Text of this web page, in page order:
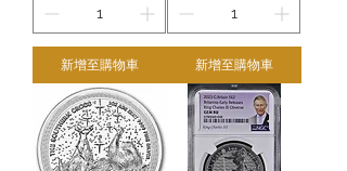
新增至購物車 新增至購物車